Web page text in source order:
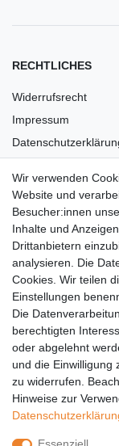
RECHTLICHES
Widerrufsrecht
Impressum
Versandkosten
Barrierefreiheit
Anleitungen
Vertrag widerrufen
PARTNER
DHL
GLS
PaketPLUS
SPONSORING
Wir verwenden
Website und
Besucher:innen
Inhalte und
Drittanbietern
analysieren. Die
Cookies. Wir teilen
Einstellungen
Die
berechtigten
oder abgelehnt
und die Einwilligung
zu widerrufen.
Hinweise zur